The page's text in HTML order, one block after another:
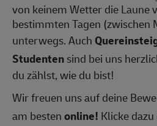
von keinem Wetter die Laune
bestimmten Tagen (zwischen
unterwegs. Auch
Studentensind bei uns
du zählst, wie du bist!
Wir freuen uns auf deine
am bestenonline! Klicke